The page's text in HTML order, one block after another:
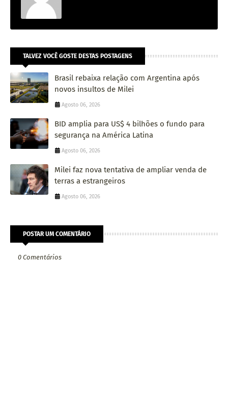
TALVEZ VOCÊ GOSTE DESTAS POSTAGENS
Brasil rebaixa relação com Argentina após
novos insultos de Milei
Agosto 06, 2026
BID amplia para US$ 4 bilhões o fundo para
segurança na América Latina
Agosto 06, 2026
Milei faz nova tentativa de ampliar venda de
terras a estrangeiros
Agosto 06, 2026
POSTAR UM COMENTÁRIO
0 Comentários